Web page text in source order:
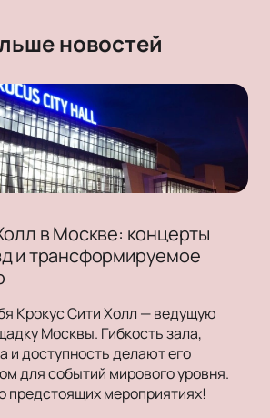
новостей
в Москве: концерты
и трансформируемое
Крокус Сити Холл — ведущую
Москвы. Гибкость зала,
и доступность делают его
для событий мирового уровня.
предстоящих мероприятиях!